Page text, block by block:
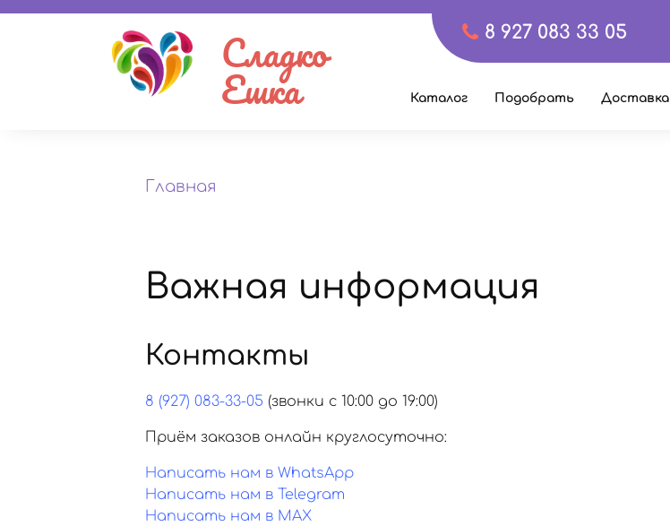
8 927 083 33 05
Сладко
Ешка Каталог Подобрать Доставка
Главная
Важная информация
Контакты
8 (927) 083-33-05 (звонки с 10:00 до 19:00)
Приём заказов онлайн круглосуточно:
Написать нам в WhatsApp
Написать нам в Telegram
Написать нам в MAX